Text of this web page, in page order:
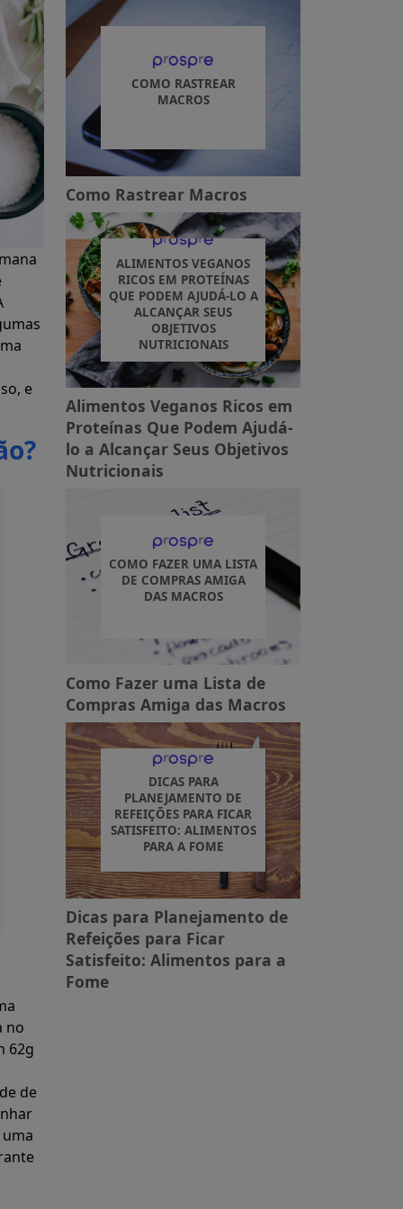
e
no
62g
de
COMO RASTREAR
MACROS
Como Rastrear Macros
ALIMENTOS VEGANOS
RICOS EM PROTEÍNAS
QUE PODEM AJUDÁ-LO A
ALCANÇAR SEUS
OBJETIVOS
NUTRICIONAIS
Alimentos Veganos Ricos em
Proteínas Que Podem Ajudá-
lo a Alcançar Seus Objetivos
Nutricionais
COMO FAZER UMA LISTA
DE COMPRAS AMIGA
DAS MACROS
Como Fazer uma Lista de
Compras Amiga das Macros
DICAS PARA
PLANEJAMENTO DE
REFEIÇÕES PARA FICAR
SATISFEITO: ALIMENTOS
PARA A FOME
Dicas para Planejamento de
Refeições para Ficar
Satisfeito: Alimentos para a
Fome